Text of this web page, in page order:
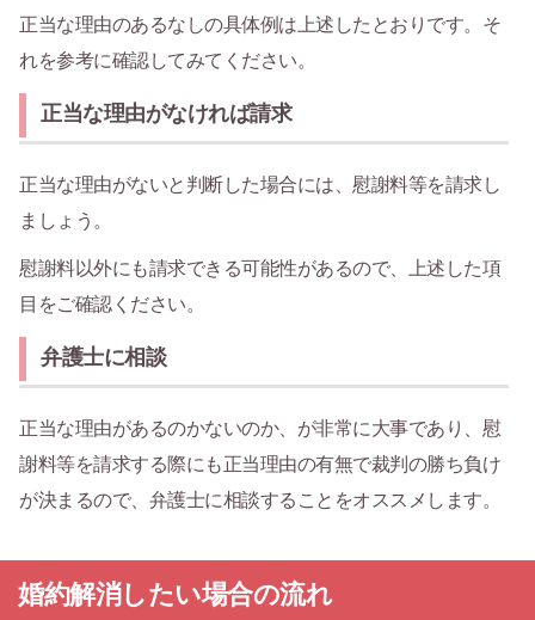
正当な理由のあるなしの具体例は上述したとおりです。そ
れを参考に確認してみてください。
正当な理由がなければ請求
正当な理由がないと判断した場合には、慰謝料等を請求し
ましょう。
慰謝料以外にも請求できる可能性があるので、上述した項
目をご確認ください。
弁護士に相談
正当な理由があるのかないのか、が非常に大事であり、慰
謝料等を請求する際にも正当理由の有無で裁判の勝ち負け
が決まるので、弁護士に相談することをオススメします。
婚約解消したい場合の流れ